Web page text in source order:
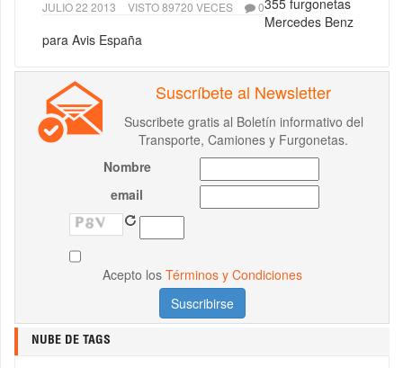
JULIO 22 2013 VISTO 89720 VECES 0
Mercedes Benz
para Avis España
Suscríbete al Newsletter
Suscribete gratis al Boletín informativo del
Transporte, Camiones y Furgonetas.
Nombre
email
Acepto los Términos y Condiciones
NUBE DE TAGS